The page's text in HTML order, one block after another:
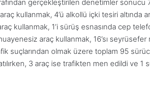
gerçekleştirilen denetimler sonucu
kullanmak, 4’ü alkollü içki tesiri altında
kullanmak, 1’i sürüş esnasında cep
araç kullanmak, 16’sı
suçlarından olmak üzere toplam 95
3 araç ise trafikten men edildi ve 1